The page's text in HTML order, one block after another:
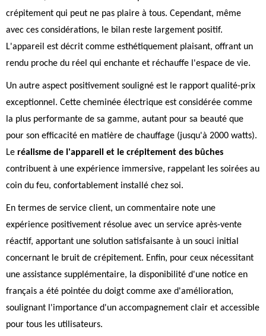
crépitement qui peut ne pas plaire à tous. Cependant, même
avec ces considérations, le bilan reste largement positif.
L'appareil est décrit comme esthétiquement plaisant, offrant un
rendu proche du réel qui enchante et réchauffe l'espace de vie.
Un autre aspect positivement souligné est le rapport qualité-prix
exceptionnel. Cette cheminée électrique est considérée comme
la plus performante de sa gamme, autant pour sa beauté que
pour son efficacité en matière de chauffage (jusqu'à 2000 watts).
Le réalisme de l'appareil et le crépitement des bûches
contribuent à une expérience immersive, rappelant les soirées au
coin du feu, confortablement installé chez soi.
En termes de service client, un commentaire note une
expérience positivement résolue avec un service après-vente
réactif, apportant une solution satisfaisante à un souci initial
concernant le bruit de crépitement. Enfin, pour ceux nécessitant
une assistance supplémentaire, la disponibilité d'une notice en
français a été pointée du doigt comme axe d'amélioration,
soulignant l'importance d'un accompagnement clair et accessible
pour tous les utilisateurs.